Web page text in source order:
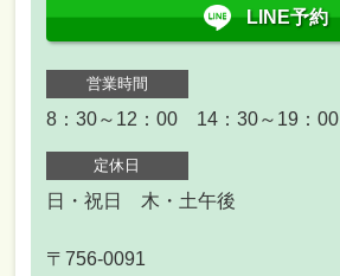
LINE予約
営業時間
8：30～12：00 14：30～19：00
定休日
日・祝日 木・土午後
〒756-0091